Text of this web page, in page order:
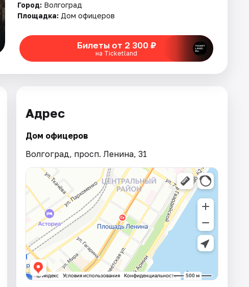
Город: Волгоград
Площадка: Дом офицеров
Билеты от 2 300 ₽
на Ticketland
Адрес
Дом офицеров
Волгоград, просп. Ленина, 31